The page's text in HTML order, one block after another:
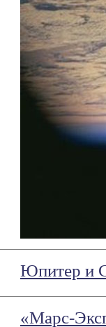
Юпитер и
«Марс-